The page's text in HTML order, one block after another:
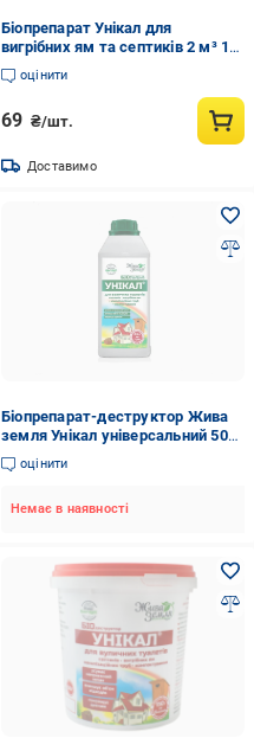
Біопрепарат Унікал для
вигрібних ям та септиків 2 м³ 15
г (34832)
оцінити
69 ₴/шт.
Доставимо
Біопрепарат-деструктор Жива
земля Унікал універсальний 500
мл (1765413546)
оцінити
Немає в наявності